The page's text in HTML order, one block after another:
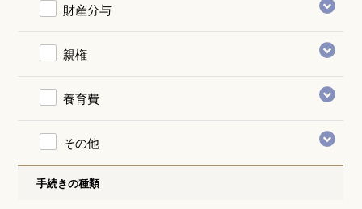
財産分与
親権
養育費
その他
手続きの種類